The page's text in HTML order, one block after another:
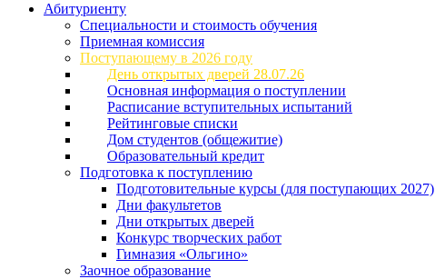
Абитуриенту
Специальности и стоимость обучения
Приемная комиссия
Поступающему в 2026 году
День открытых дверей 28.07.26
Основная информация о поступлении
Расписание вступительных испытаний
Рейтинговые списки
Дом студентов (общежитие)
Образовательный кредит
Подготовка к поступлению
Подготовительные курсы (для поступающих 2027)
Дни факультетов
Дни открытых дверей
Конкурс творческих работ
Гимназия «Ольгино»
Заочное образование